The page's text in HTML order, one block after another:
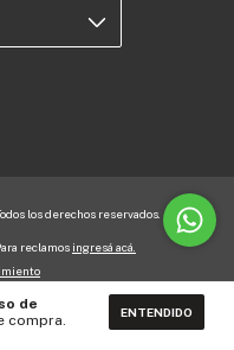
de
compra. ENTENDIDO
los derechos reservados.
reclamos ingresá acá.